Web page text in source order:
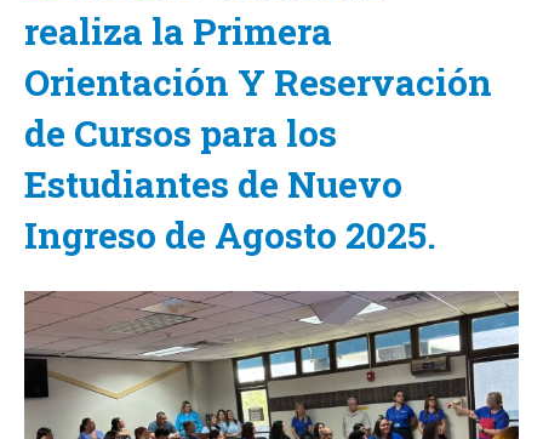
realiza la Primera
Orientación Y Reservación
de Cursos para los
Estudiantes de Nuevo
Ingreso de Agosto 2025.